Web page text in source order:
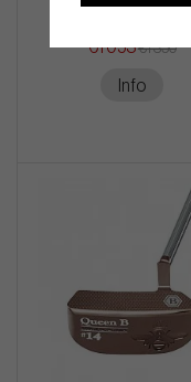
€1 053€1 350
Info